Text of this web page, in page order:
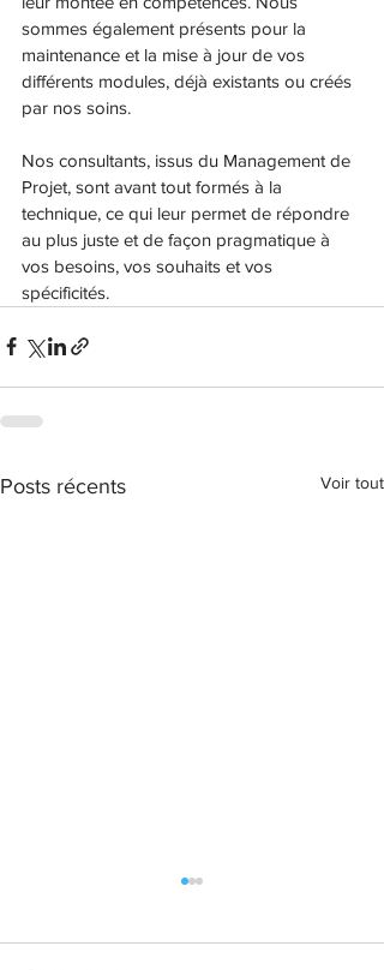
sommes également présents pour la
maintenance et la mise à jour de vos
différents modules, déjà existants ou créés
par nos soins.
Nos consultants, issus du Management de
Projet, sont avant tout formés à la
technique, ce qui leur permet de répondre
au plus juste et de façon pragmatique à
vos besoins, vos souhaits et vos
spécificités.
Posts récents Voir tout